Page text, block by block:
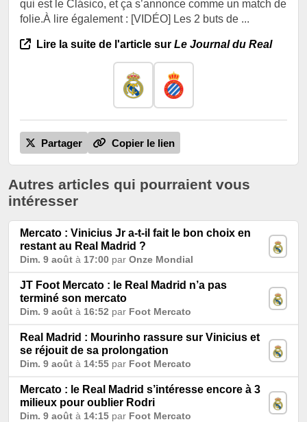
qui est le Clásico, et ça s’annonce comme un match de
folie.À lire également : [VIDÉO] Les 2 buts de ...
Lire la suite de l'article sur Le Journal du Real
Partager Copier le lien
Autres articles qui pourraient vous
intéresser
Mercato : Vinicius Jr a-t-il fait le bon choix en
restant au Real Madrid ?
Dim. 9 août à 17:00 par Onze Mondial
JT Foot Mercato : le Real Madrid n’a pas
terminé son mercato
Dim. 9 août à 16:52 par Foot Mercato
Real Madrid : Mourinho rassure sur Vinicius et
se réjouit de sa prolongation
Dim. 9 août à 14:55 par Foot Mercato
Mercato : le Real Madrid s’intéresse encore à 3
milieux pour oublier Rodri
Dim. 9 août à 14:15 par Foot Mercato